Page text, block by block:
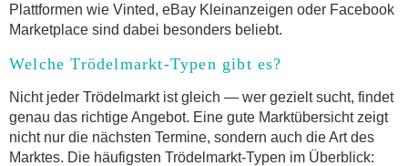
Plattformen wie Vinted, eBay Kleinanzeigen oder Facebook
Marketplace sind dabei besonders beliebt.
Welche Trödelmarkt-Typen gibt es?
Nicht jeder Trödelmarkt ist gleich — wer gezielt sucht, findet
genau das richtige Angebot. Eine gute Marktübersicht zeigt
nicht nur die nächsten Termine, sondern auch die Art des
Marktes. Die häufigsten Trödelmarkt-Typen im Überblick: